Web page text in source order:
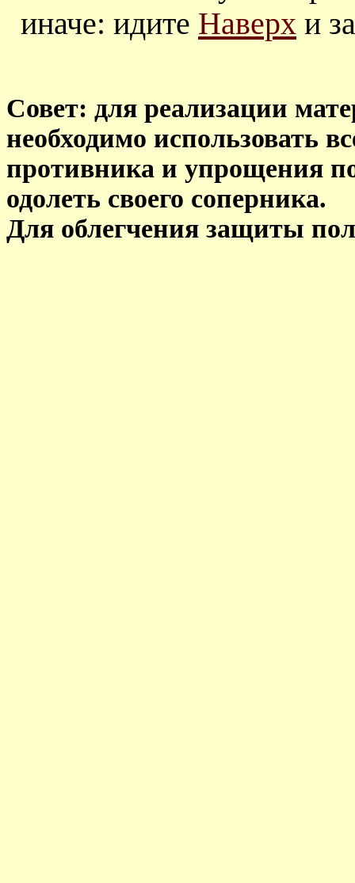
иначе: идите Наверх и
Совет: для реализации
необходимо использовать
противника и упрощения
одолеть своего соперника.
Для облегчения защиты